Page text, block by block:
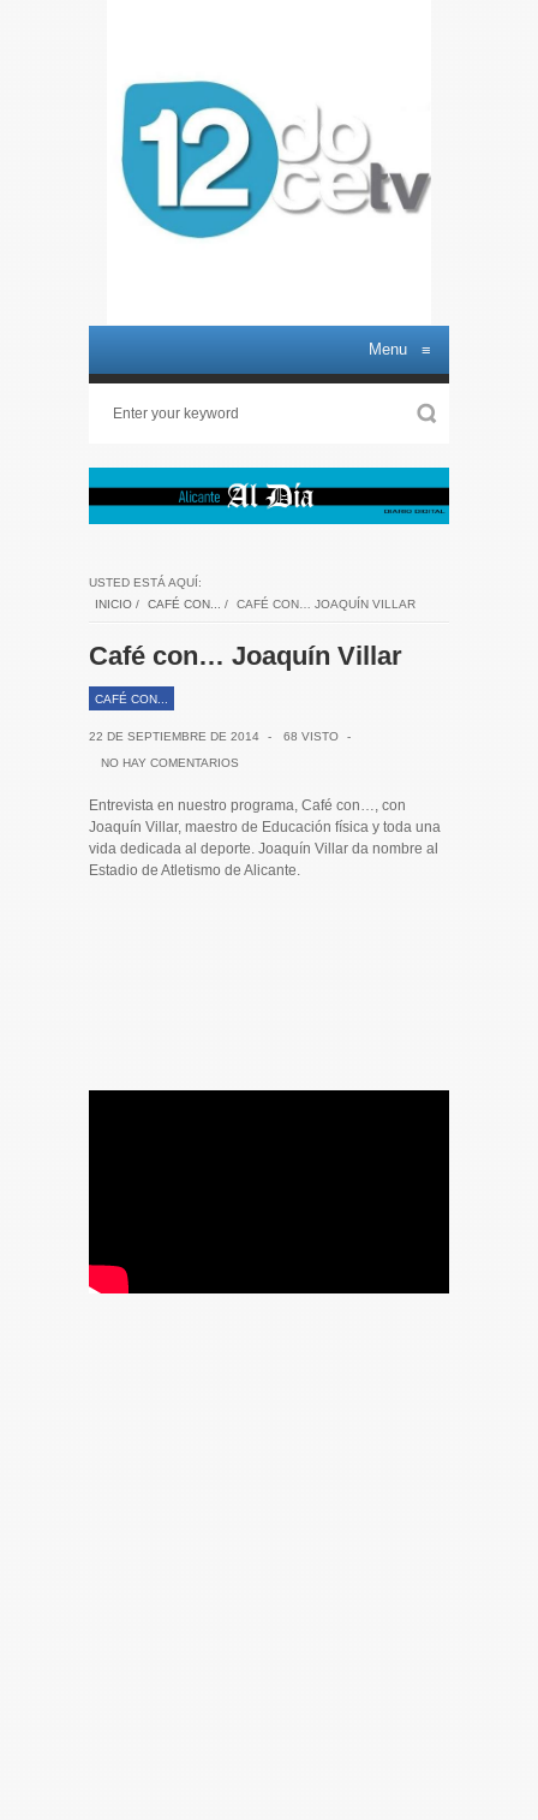
Menu ≡
USTED ESTÁ AQUÍ:
INICIO / CAFÉ CON... / CAFÉ CON… JOAQUÍN VILLAR
Café con… Joaquín Villar
CAFÉ CON...
22 DE SEPTIEMBRE DE 2014 - 68 VISTO
-
NO HAY COMENTARIOS
Entrevista en nuestro programa, Café con…, con
Joaquín Villar, maestro de Educación física y toda una
vida dedicada al deporte. Joaquín Villar da nombre al
Estadio de Atletismo de Alicante.